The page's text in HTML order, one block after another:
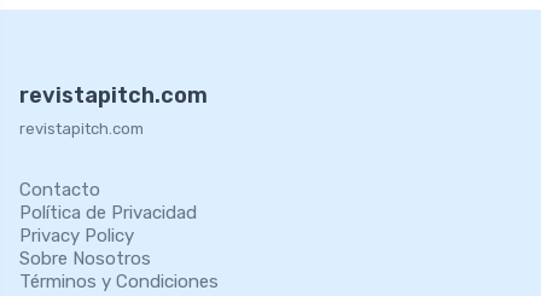
revistapitch.com
revistapitch.com
Contacto
Política de Privacidad
Privacy Policy
Sobre Nosotros
Términos y Condiciones